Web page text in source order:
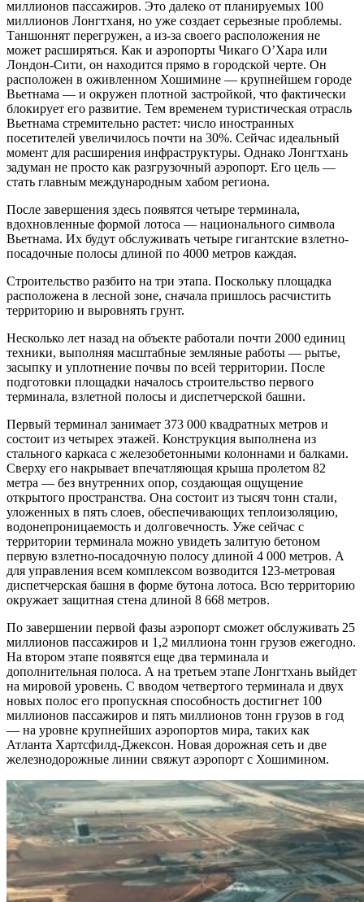
миллионов пассажиров. Это далеко от планируемых 100
миллионов Лонгтханя, но уже создает серьезные проблемы.
Таншоннят перегружен, а из-за своего расположения не
может расширяться. Как и аэропорты Чикаго О’Хара или
Лондон-Сити, он находится прямо в городской черте. Он
расположен в оживленном Хошимине — крупнейшем городе
Вьетнама — и окружен плотной застройкой, что фактически
блокирует его развитие. Тем временем туристическая отрасль
Вьетнама стремительно растет: число иностранных
посетителей увеличилось почти на 30%. Сейчас идеальный
момент для расширения инфраструктуры. Однако Лонгтхань
задуман не просто как разгрузочный аэропорт. Его цель —
стать главным международным хабом региона.
После завершения здесь появятся четыре терминала,
вдохновленные формой лотоса — национального символа
Вьетнама. Их будут обслуживать четыре гигантские взлетно-
посадочные полосы длиной по 4000 метров каждая.
Строительство разбито на три этапа. Поскольку площадка
расположена в лесной зоне, сначала пришлось расчистить
территорию и выровнять грунт.
Несколько лет назад на объекте работали почти 2000 единиц
техники, выполняя масштабные земляные работы — рытье,
засыпку и уплотнение почвы по всей территории. После
подготовки площадки началось строительство первого
терминала, взлетной полосы и диспетчерской башни.
Первый терминал занимает 373 000 квадратных метров и
состоит из четырех этажей. Конструкция выполнена из
стального каркаса с железобетонными колоннами и балками.
Сверху его накрывает впечатляющая крыша пролетом 82
метра — без внутренних опор, создающая ощущение
открытого пространства. Она состоит из тысяч тонн стали,
уложенных в пять слоев, обеспечивающих теплоизоляцию,
водонепроницаемость и долговечность. Уже сейчас с
территории терминала можно увидеть залитую бетоном
первую взлетно-посадочную полосу длиной 4 000 метров. А
для управления всем комплексом возводится 123-метровая
диспетчерская башня в форме бутона лотоса. Всю территорию
окружает защитная стена длиной 8 668 метров.
По завершении первой фазы аэропорт сможет обслуживать 25
миллионов пассажиров и 1,2 миллиона тонн грузов ежегодно.
На втором этапе появятся еще два терминала и
дополнительная полоса. А на третьем этапе Лонгтхань выйдет
на мировой уровень. С вводом четвертого терминала и двух
новых полос его пропускная способность достигнет 100
миллионов пассажиров и пять миллионов тонн грузов в год
— на уровне крупнейших аэропортов мира, таких как
Атланта Хартсфилд-Джексон. Новая дорожная сеть и две
железнодорожные линии свяжут аэропорт с Хошимином.